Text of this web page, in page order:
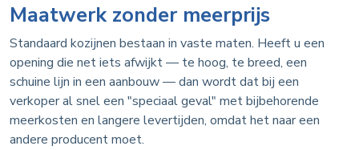
Maatwerk zonder meerprijs
Standaard kozijnen bestaan in vaste maten. Heeft u een
opening die net iets afwijkt — te hoog, te breed, een
schuine lijn in een aanbouw — dan wordt dat bij een
verkoper al snel een "speciaal geval" met bijbehorende
meerkosten en langere levertijden, omdat het naar een
andere producent moet.